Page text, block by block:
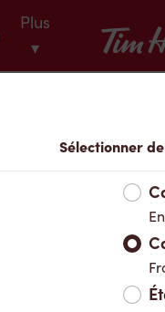
Plus
▾
Tim
Sélectionner